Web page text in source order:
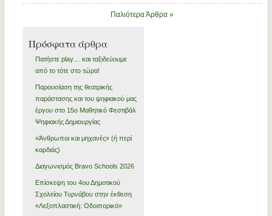
Παλιότερα Άρθρα »
Πρόσφατα άρθρα
Πατήστε play… και ταξιδεύουμε
από το τότε στο τώρα!
Παρουσίαση της θεατρικής
παράστασης και του ψηφιακού μας
έργου στο 15ο Μαθητικό Φεστιβάλ
Ψηφιακής Δημιουργίας
«Άνθρωποι και μηχανές» (ή περί
καρδιάς)
Διαγωνισμός Bravo Schools 2026
Επίσκεψη του 4ου Δημοτικού
Σχολείου Τυρνάβου στην έκθεση
«Λεξοπλαστική: Οδοιπορικό»